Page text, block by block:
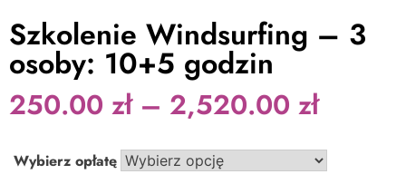
Szkolenie Windsurfing – 3
osoby: 10+5 godzin
250.00 zł– 2,520.00 zł
Wybierz opłatę